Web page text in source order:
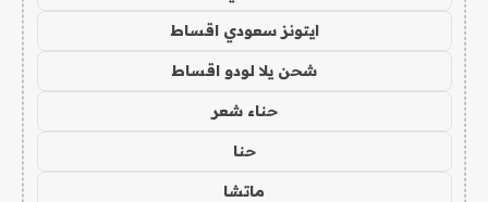
ايتونز سعودي اقساط
شحن يلا لودو اقساط
حناء شعر
حنا
ماتشا